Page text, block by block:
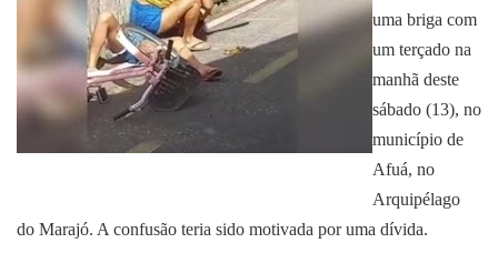
uma briga com
um terçado na
manhã deste
sábado (13), no
município de
Afuá, no
Arquipélago
do Marajó. A confusão teria sido motivada por uma dívida.